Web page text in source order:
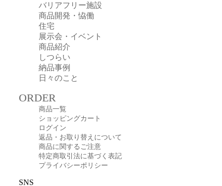
バリアフリー施設
商品開発・恊働
住宅
展示会・イベント
商品紹介
しつらい
納品事例
日々のこと
ORDER
商品一覧
ショッピングカート
ログイン
返品・お取り替えについて
商品に関するご注意
特定商取引法に基づく表記
プライバシーポリシー
SNS